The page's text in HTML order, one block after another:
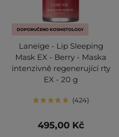
DOPORUČENO KOSMETOLOGY
Laneige - Lip Sleeping
Mask EX - Berry - Maska
intenzivně regenerující rty
EX - 20 g
424
495,00 Kč